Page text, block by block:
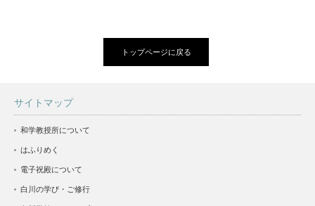
トップページに戻る
サイトマップ
和学教授所について
はふりめく
電子祝殿について
白川の学び・ご修行